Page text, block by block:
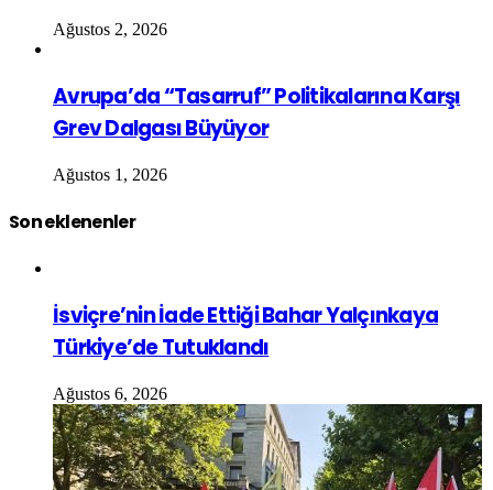
Ağustos 2, 2026
Avrupa’da “Tasarruf” Politikalarına Karşı
Grev Dalgası Büyüyor
Ağustos 1, 2026
Son eklenenler
İsviçre’nin İade Ettiği Bahar Yalçınkaya
Türkiye’de Tutuklandı
Ağustos 6, 2026